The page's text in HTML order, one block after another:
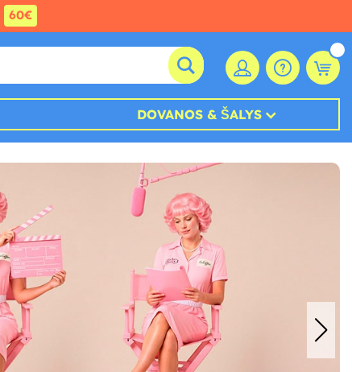
60€
DOVANOS & ŠALYS